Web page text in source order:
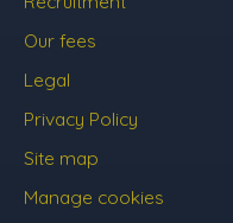
Our fees
Legal
Privacy Policy
Site map
Manage cookies